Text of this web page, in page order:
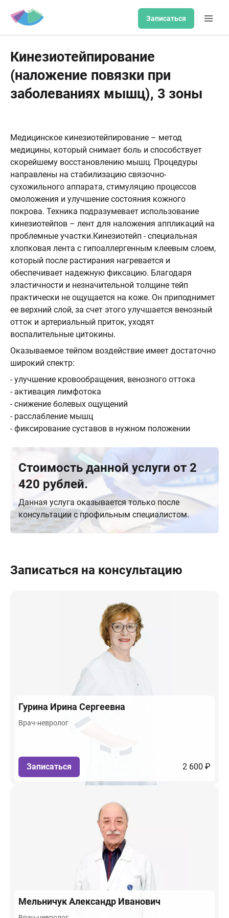
Записаться
Кинезиотейпирование
(наложение повязки при
заболеваниях мышц), 3 зоны
Медицинское кинезиотейпирование – метод
медицины, который снимает боль и способствует
скорейшему восстановлению мышц. Процедуры
направлены на стабилизацию связочно-
сухожильного аппарата, стимуляцию процессов
омоложения и улучшение состояния кожного
покрова. Техника подразумевает использование
кинезиотейпов – лент для наложения аппликаций на
проблемные участки.Кинезиотейп - специальная
хлопковая лента с гипоаллергенным клеевым слоем,
который после растирания нагревается и
обеспечивает надежную фиксацию. Благодаря
эластичности и незначительной толщине тейп
практически не ощущается на коже. Он приподнимет
ее верхний слой, за счет этого улучшается венозный
отток и артериальный приток, уходят
воспалительные цитокины.
Оказываемое тейпом воздействие имеет достаточно
широкий спектр:
- улучшение кровообращения, венозного оттока
- активация лимфотока
- снижение болевых ощущений
- расслабление мышц
- фиксирование суставов в нужном положении
Стоимость данной услуги от 2
420 рублей.
Данная услуга оказывается только после
консультации с профильным специалистом.
Записаться на консультацию
Гурина Ирина Сергеевна
Врач-невролог
Записаться 2 600 ₽
МельничукАлександр Иванович